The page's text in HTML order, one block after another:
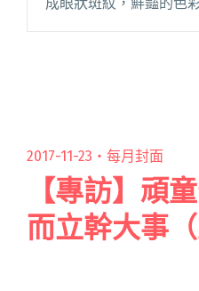
2017-11-23・ 每月封面
【專訪】頑
而立幹大事（